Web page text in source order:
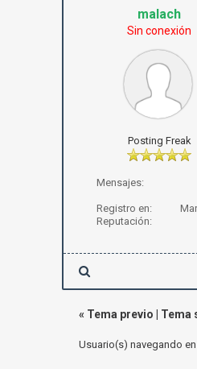
malach
Sin conexión
Posting Freak
Mensajes:
Registro en:
Reputación:
« Tema previo Tema
Usuario(s) navegando